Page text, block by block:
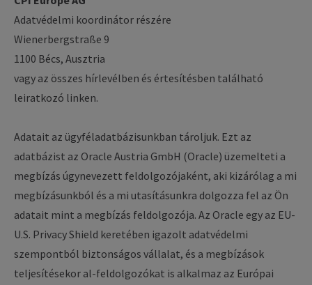
Adatvédelmi koordinátor részére
Wienerbergstraße 9
1100 Bécs, Ausztria
vagy az összes hírlevélben és értesítésben található
leiratkozó linken.
Adatait az ügyféladatbázisunkban tároljuk. Ezt az
adatbázist az Oracle Austria GmbH (Oracle) üzemelteti a
megbízás úgynevezett feldolgozójaként, aki kizárólag a mi
megbízásunkból és a mi utasításunkra dolgozza fel az Ön
adatait mint a megbízás feldolgozója. Az Oracle egy az EU-
U.S. Privacy Shield keretében igazolt adatvédelmi
szempontból biztonságos vállalat, és a megbízások
teljesítésekor al-feldolgozókat is alkalmaz az Európai